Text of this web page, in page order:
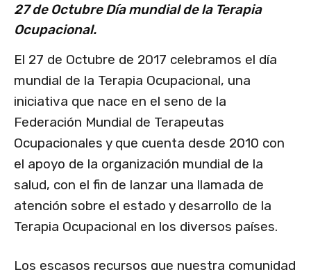
27 de Octubre Día mundial de la Terapia
Ocupacional.
El 27 de Octubre de 2017 celebramos el día
mundial de la Terapia Ocupacional, una
iniciativa que nace en el seno de la
Federación Mundial de Terapeutas
Ocupacionales y que cuenta desde 2010 con
el apoyo de la organización mundial de la
salud, con el fin de lanzar una llamada de
atención sobre el estado y desarrollo de la
Terapia Ocupacional en los diversos países.
Los escasos recursos que nuestra comunidad